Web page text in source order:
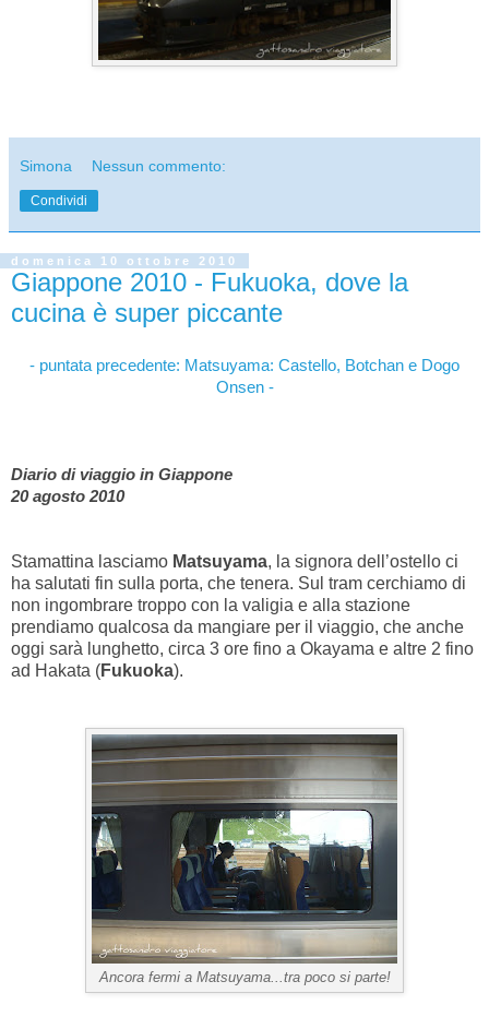
Simona Nessun commento:
Condividi
domenica 10 ottobre 2010
Giappone 2010 - Fukuoka, dove la
cucina è super piccante
- puntata precedente: Matsuyama: Castello, Botchan e Dogo
Onsen -
Diario di viaggio in Giappone
20 agosto 2010
Stamattina lasciamo Matsuyama, la signora dell’ostello ci
ha salutati fin sulla porta, che tenera. Sul tram cerchiamo di
non ingombrare troppo con la valigia e alla stazione
prendiamo qualcosa da mangiare per il viaggio, che anche
oggi sarà lunghetto, circa 3 ore fino a Okayama e altre 2 fino
ad Hakata (Fukuoka).
Ancora fermi a Matsuyama...tra poco si parte!